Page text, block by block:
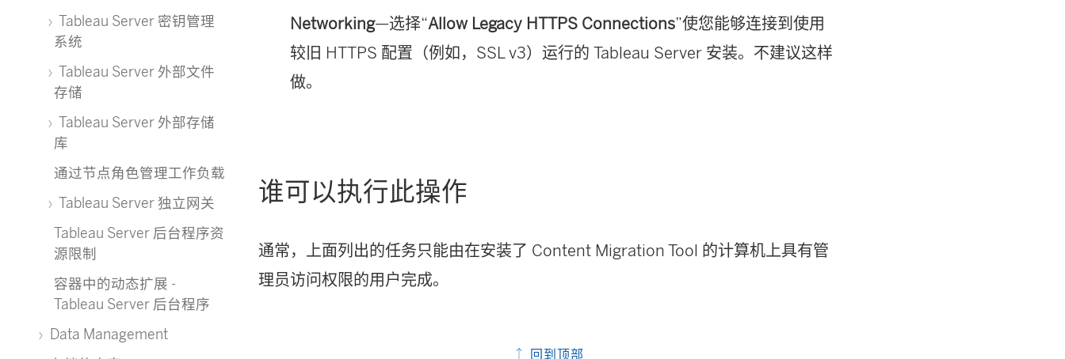
Tableau Server 密钥管理
系统
Tableau Server 外部文件
存储
Tableau Server 外部存储
库
通过节点角色管理工作负载
Tableau Server 独立网关
Tableau Server 后台程序资
源限制
容器中的动态扩展 -
Tableau Server 后台程序
Data Management
Networking—选择“Allow Legacy HTTPS Connections”使您能够连接到使用
较旧 HTTPS 配置（例如，SSL v3）运行的 Tableau Server 安装。不建议这样
做。
谁可以执行此操作
通常，上面列出的任务只能由在安装了 Content Migration Tool 的计算机上具有管
理员访问权限的用户完成。
回到顶部